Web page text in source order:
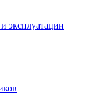
эксплуатации